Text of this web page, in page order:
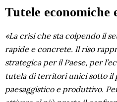
Tutele economiche
«La crisi che sta colpendo il
rapide e concrete. Il riso
strategica per il Paese, per
tutela di territori unici sotto il
paesaggistico e produttivo.